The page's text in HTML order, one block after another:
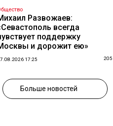
Развожаев:
всегда
поддержку
и дорожит ею»
17:25 205
Больше новостей